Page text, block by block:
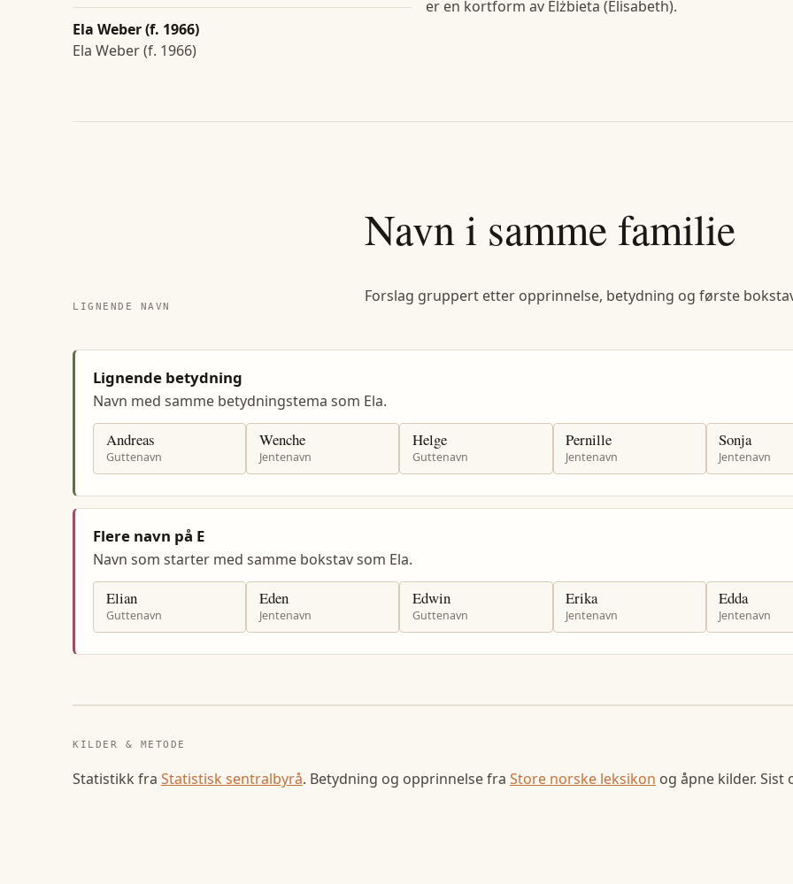
Ela Weber (f. 1966)
Ela Weber (f. 1966)
er en kortform av Elżbieta (Elisabeth).
LIGNENDE NAVN
Navn i samme familie
Forslag gruppert etter opprinnelse, betydning og første
Lignende betydning
Navn med samme betydningstema som Ela.
Andreas
Guttenavn
Wenche
Jentenavn
Helge
Guttenavn
Pernille
Jentenavn
Sonja
Jentenavn
Flere navn på E
Navn som starter med samme bokstav som Ela.
Elian
Guttenavn
Eden
Jentenavn
Edwin
Guttenavn
Erika
Jentenavn
Edda
Jentenavn
KILDER & METODE
Statistikk fra Statistisk sentralbyrå. Betydning og opprinnelse fra Store norske leksikon og åpne kilder. Sist